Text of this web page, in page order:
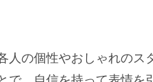
人の個性やおしゃれのス